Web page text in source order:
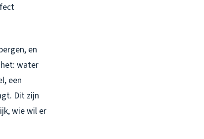
en
water
een
Dit zijn
wie wil er